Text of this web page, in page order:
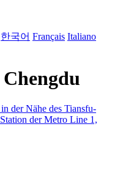
한국어 Français Italiano
der Nähe des Tiansfu-
der Metro Line 1,